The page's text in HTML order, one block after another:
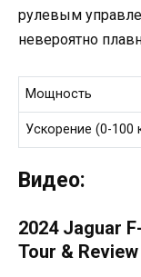
рулевым
невероятно
Мощность
Ускорение (0-100
Видео:
2024 Jaguar
Tour & Review